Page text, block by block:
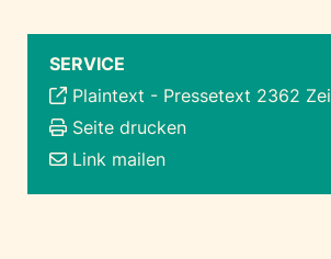
SERVICE
Plaintext - Pressetext 2362
Seite drucken
Link mailen